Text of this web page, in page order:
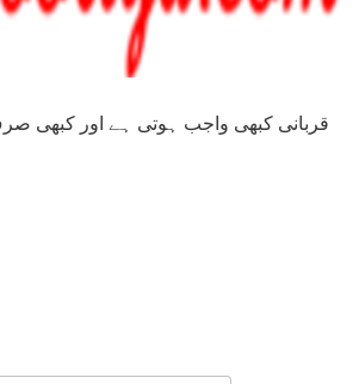
قربانی کبھی واجب ہوتی ہے اور کبھی